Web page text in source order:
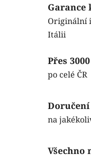
Garance
Originální
Itálii
Přes
po celé ČR
na
Všechno